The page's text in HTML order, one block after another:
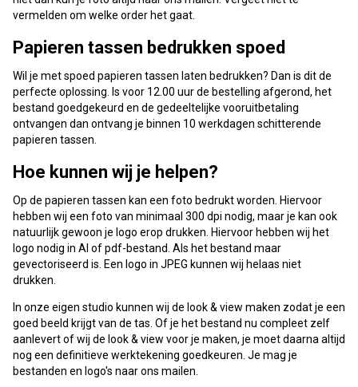
vermelden om welke order het gaat.
Papieren tassen bedrukken spoed
Wil je met spoed papieren tassen laten bedrukken? Dan is dit de
perfecte oplossing. Is voor 12.00 uur de bestelling afgerond, het
bestand goedgekeurd en de gedeeltelijke vooruitbetaling
ontvangen dan ontvang je binnen 10 werkdagen schitterende
papieren tassen.
Hoe kunnen wij je helpen?
Op de papieren tassen kan een foto bedrukt worden. Hiervoor
hebben wij een foto van minimaal 300 dpi nodig, maar je kan ook
natuurlijk gewoon je logo erop drukken. Hiervoor hebben wij het
logo nodig in AI of pdf-bestand. Als het bestand maar
gevectoriseerd is. Een logo in JPEG kunnen wij helaas niet
drukken.
In onze eigen studio kunnen wij de look & view maken zodat je een
goed beeld krijgt van de tas. Of je het bestand nu compleet zelf
aanlevert of wij de look & view voor je maken, je moet daarna altijd
nog een definitieve werktekening goedkeuren. Je mag je
bestanden en logo's naar ons mailen.